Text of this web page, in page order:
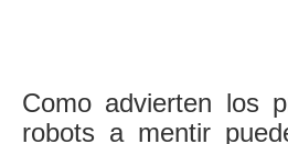
Como advierten los
robots a mentir